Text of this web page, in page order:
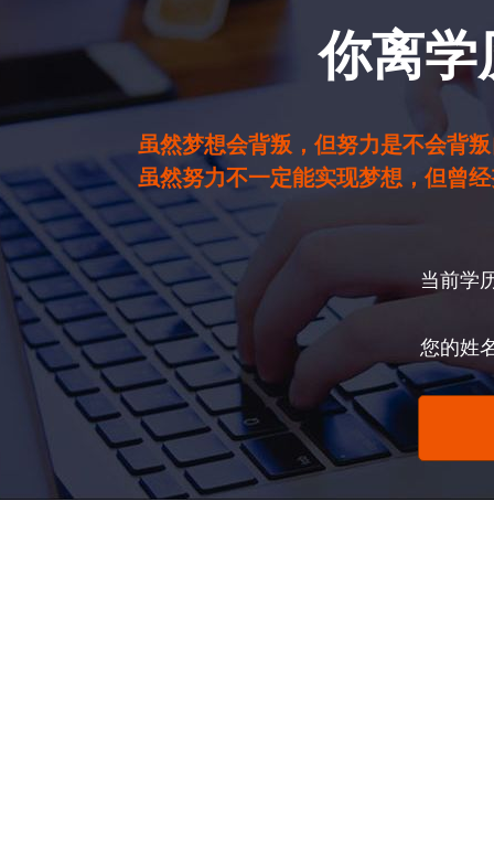
你离
虽然梦想会背叛，但努力是不会背
虽然努力不一定能实现梦想，但曾
当前学
您的姓